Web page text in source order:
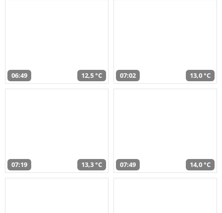
06:49 12,5 °C 07:02 13,0 °C
07:19 13,3 °C 07:49 14,0 °C